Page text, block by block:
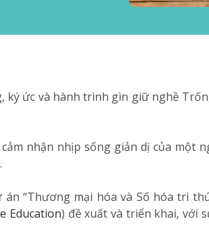
ký ức và hành trình gìn giữ nghề
nhận nhịp sống giản dị của
“Thương mại hóa và Số hóa tri
Education) đề xuất và triển khai, với